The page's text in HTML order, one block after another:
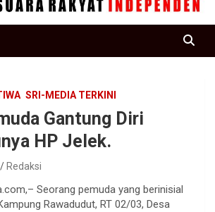
news
SRI-MEDIA TERKINI
Gantung Diri
HP Jelek.
Redaksi
Seorang pemuda yang berinisial
Rawadudut, RT 02/03, Desa